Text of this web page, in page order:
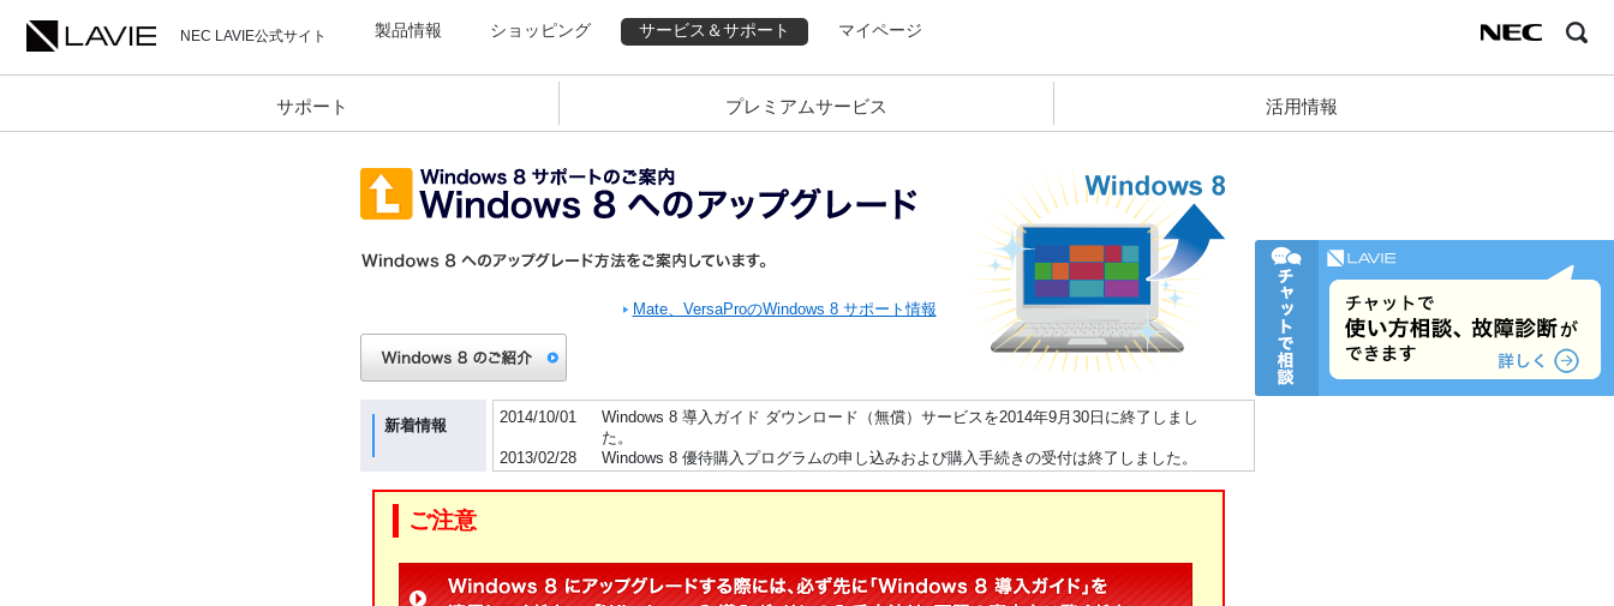
NEC LAVIE公式サイト 製品情報 ショッピング サービス＆サポート マイページ
サポート プレミアムサービス 活用情報
Mate、VersaProのWindows 8 サポート情報
新着情報 2014/10/01
Windows 8 導入ガイド ダウンロード（無償）サービスを2014年9月30日に終了しまし
た。
2013/02/28
Windows 8 優待購入プログラムの申し込みおよび購入手続きの受付は終了しました。
2012/08/29
Windows 8 へのアップグレードに関する情報を公開しました。
ご注意